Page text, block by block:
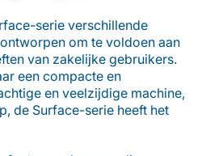
serie verschillende
om te voldoen aan
van zakelijke gebruikers.
een compacte en
en veelzijdige machine,
de Surface-serie heeft het